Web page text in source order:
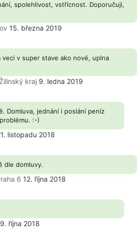
spolehlivost, vstřícnost. Doporučuji,
15. března 2019
veci v super stave ako nové, uplna
kraj 9. ledna 2019
Domluva, jednání i poslání peníz
:-)
listopadu 2018
dle domluvy.
6 12. října 2018
9. října 2018